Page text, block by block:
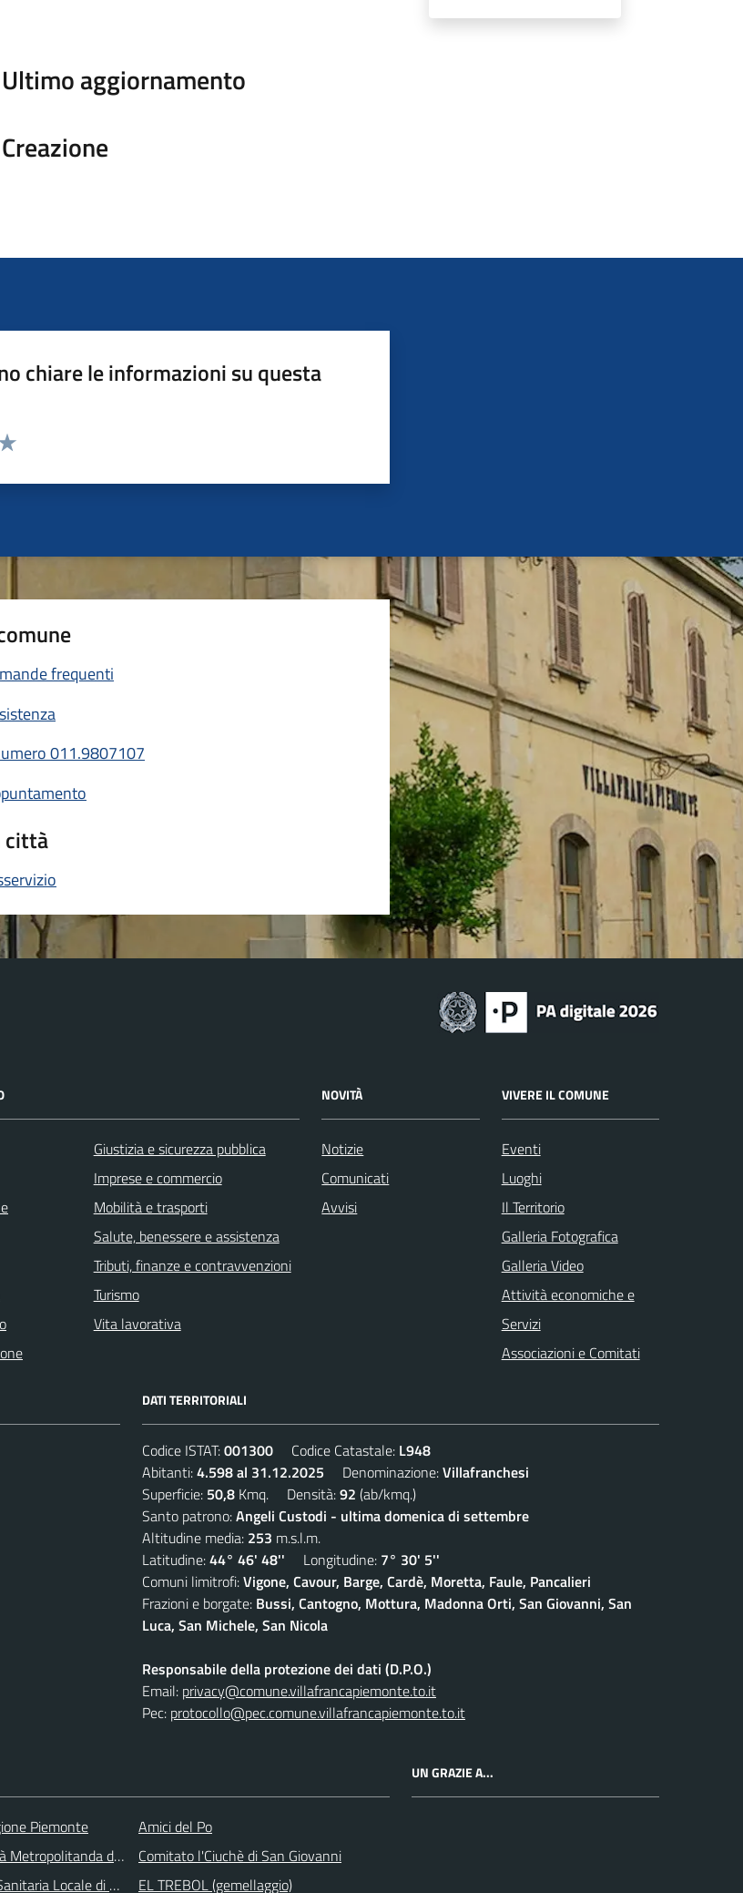
Ultimo aggiornamento
Creazione
chiare le informazioni su questa
la pagina
frequenti
011.9807107
città
Giustizia e sicurezza pubblica
Imprese e commercio
Mobilità e trasporti
Salute, benessere e assistenza
Tributi, finanze e contravvenzioni
Turismo
Vita lavorativa
NOVITÀ
Notizie
Comunicati
Avvisi
VIVERE IL COMUNE
Eventi
Luoghi
Il Territorio
Galleria Fotografica
Galleria Video
Attività economiche e
Servizi
Associazioni e Comitati
DATI TERRITORIALI
Codice ISTAT:001300 Codice Catastale: L948
Abitanti:4.598 al 31.12.2025 Denominazione:Villafranchesi
Superficie: 50,8 Kmq. Densità:92 (ab/kmq.)
Santo patrono:Angeli Custodi - ultima domenica di settembre
Altitudine media: 253 m.s.l.m.
Latitudine:44° 46' 48'' Longitudine: 7° 30' 5''
Comuni limitrofi:Vigone, Cavour, Barge, Cardè, Moretta, Faule, Pancalieri
Frazioni e borgate: Bussi, Cantogno, Mottura, Madonna Orti, San Giovanni, San
Luca, San Michele, San Nicola
Responsabile della protezione dei dati (D.P.O.)
Email: privacy@comune.villafrancapiemonte.to.it
Pec: protocollo@pec.comune.villafrancapiemonte.to.it
Piemonte
Metropolitanda di Torino
Locale di Collegno e Pinerolo
Amici del Po
Comitato l'Ciuchè di San Giovanni
EL TREBOL (gemellaggio)
UN GRAZIE A...